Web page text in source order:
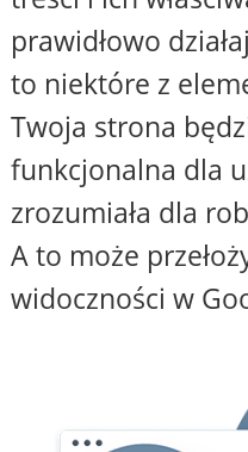
prawidłowo
to niektóre z
Twoja strona
funkcjonalna dla
zrozumiała dla
A to może
widoczności w